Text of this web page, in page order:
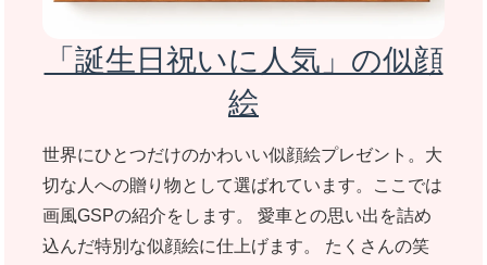
「誕生日祝いに人気」の似顔
絵
世界にひとつだけのかわいい似顔絵プレゼント。大
切な人への贈り物として選ばれています。ここでは
画風GSPの紹介をします。 愛車との思い出を詰め
込んだ特別な似顔絵に仕上げます。 たくさんの笑